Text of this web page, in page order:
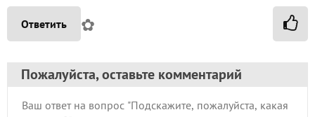
Ответить ✿
Пожалуйста, оставьте комментарий